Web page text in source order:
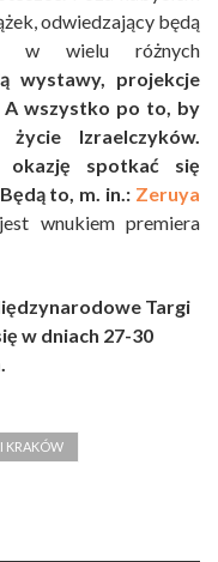
odwiedzający będą
w wielu różnych
wystawy, projekcje
wszystko po to, by
Izraelczyków.
okazję spotkać się
to, m. in.: Zeruya
wnukiem premiera
Targi
w dniach 27-30
KRAKÓW